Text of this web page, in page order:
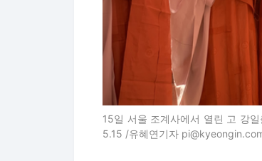
15일 서울 조계사에서 열린 고 강
5.15 /유혜연기자